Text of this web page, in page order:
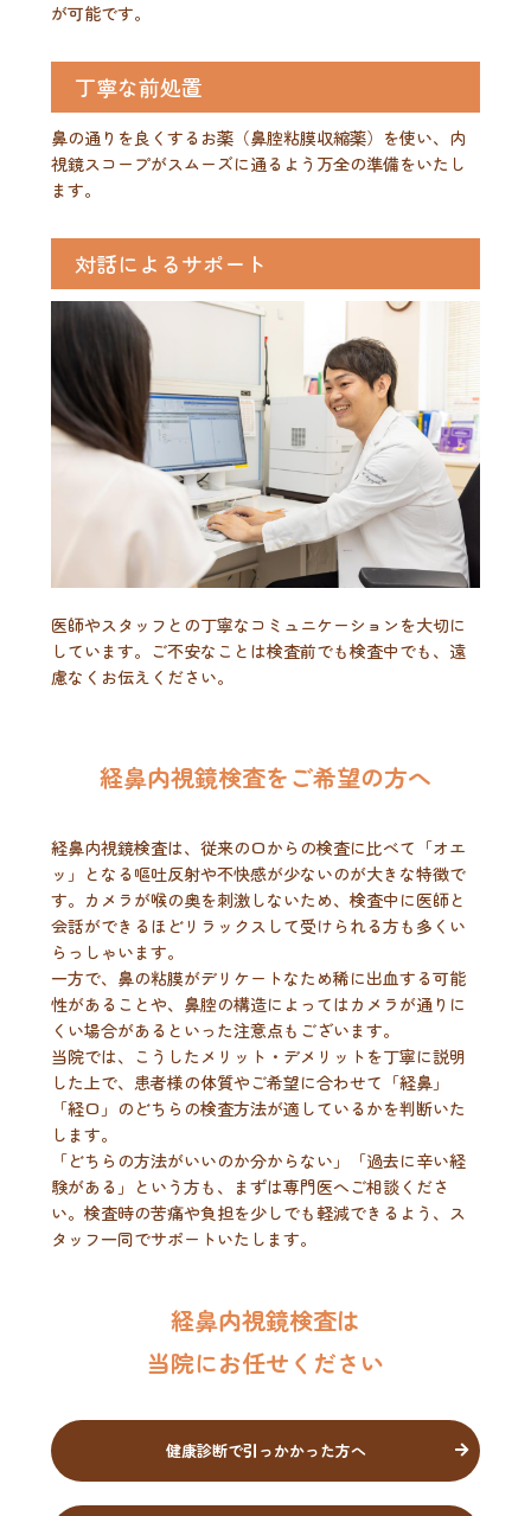
が可能です。
丁寧な前処置
鼻の通りを良くするお薬（鼻腔粘膜収縮薬）を使い、内
視鏡スコープがスムーズに通るよう万全の準備をいたし
ます。
対話によるサポート
医師やスタッフとの丁寧なコミュニケーションを大切に
しています。ご不安なことは検査前でも検査中でも、遠
慮なくお伝えください。
経鼻内視鏡検査をご希望の方へ
経鼻内視鏡検査は、従来の口からの検査に比べて「オエ
ッ」となる嘔吐反射や不快感が少ないのが大きな特徴で
す。カメラが喉の奥を刺激しないため、検査中に医師と
会話ができるほどリラックスして受けられる方も多くい
らっしゃいます。
一方で、鼻の粘膜がデリケートなため稀に出血する可能
性があることや、鼻腔の構造によってはカメラが通りに
くい場合があるといった注意点もございます。
当院では、こうしたメリット・デメリットを丁寧に説明
した上で、患者様の体質やご希望に合わせて「経鼻」
「経口」のどちらの検査方法が適しているかを判断いた
します。
「どちらの方法がいいのか分からない」「過去に辛い経
験がある」という方も、まずは専門医へご相談くださ
い。検査時の苦痛や負担を少しでも軽減できるよう、ス
タッフ一同でサポートいたします。
経鼻内視鏡検査は
当院にお任せください
健康診断で引っかかった方へ